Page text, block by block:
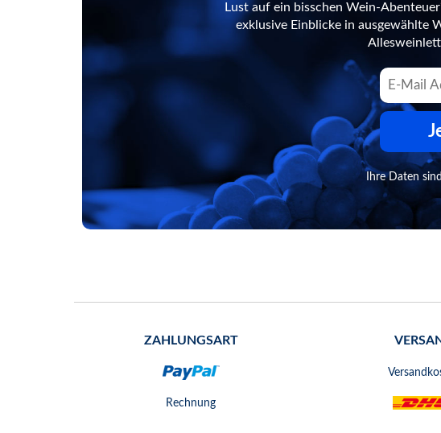
Lust auf ein bisschen Wein-
exklusive Einblicke in ausgewählte
Ihre Daten
ZAHLUNGSART
Rechnung